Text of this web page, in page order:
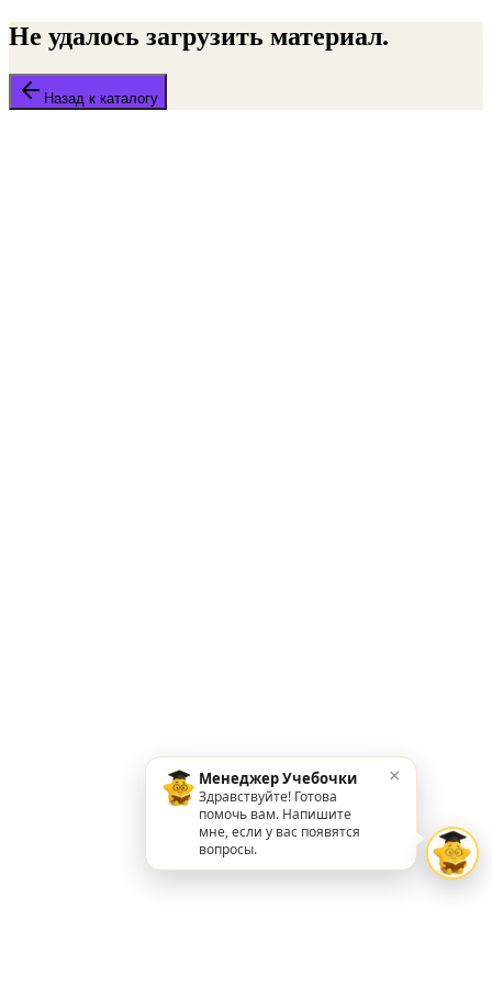
Не удалось загрузить материал.
Назад к каталогу
Менеджер Учебочки
Здравствуйте! Готова
помочь вам. Напишите
мне, если у вас появятся
вопросы.
×